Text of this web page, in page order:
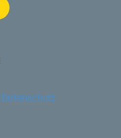
Datenschutz